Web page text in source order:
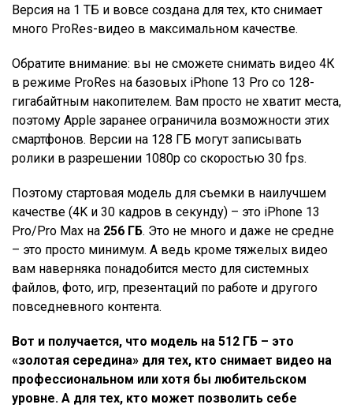
Версия на 1 ТБ и вовсе создана для тех, кто снимает
много ProRes-видео в максимальном качестве.
Обратите внимание: вы не сможете снимать видео 4К
в режиме ProRes на базовых iPhone 13 Pro со 128-
гигабайтным накопителем. Вам просто не хватит места,
поэтому Apple заранее ограничила возможности этих
смартфонов. Версии на 128 ГБ могут записывать
ролики в разрешении 1080p со скоростью 30 fps.
Поэтому стартовая модель для съемки в наилучшем
качестве (4K и 30 кадров в секунду) – это iPhone 13
Pro/Pro Max на 256 ГБ. Это не много и даже не средне
– это просто минимум. А ведь кроме тяжелых видео
вам наверняка понадобится место для системных
файлов, фото, игр, презентаций по работе и другого
повседневного контента.
Вот и получается, что модель на 512 ГБ – это
«золотая середина» для тех, кто снимает видео на
профессиональном или хотя бы любительском
уровне. А для тех, кто может позволить себе